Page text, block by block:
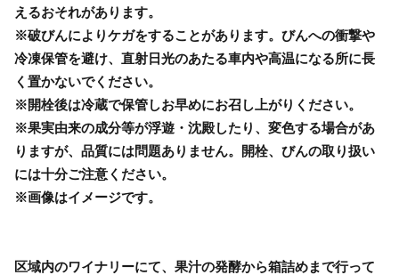
えるおそれがあります。
※破びんによりケガをすることがあります。びんへの衝撃や
冷凍保管を避け、直射日光のあたる車内や高温になる所に長
く置かないでください。
※開栓後は冷蔵で保管しお早めにお召し上がりください。
※果実由来の成分等が浮遊・沈殿したり、変色する場合があ
りますが、品質には問題ありません。開栓、びんの取り扱い
には十分ご注意ください。
※画像はイメージです。
区域内のワイナリーにて、果汁の発酵から箱詰めまで行って